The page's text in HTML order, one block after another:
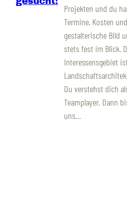
Projekten und du
Termine, Kosten
gestalterische Bild
stets fest im Blick.
Interessensgebiet
Du verstehst dich
Teamplayer. Dann
uns…